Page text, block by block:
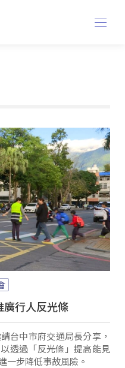
廣行人反光條
台中市府交通局長分享，
透過「反光條」提高能見
一步降低事故風險。